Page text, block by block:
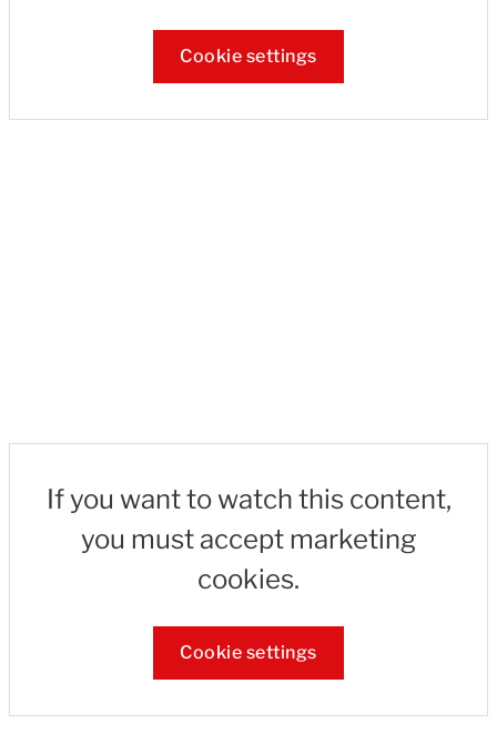
Cookie settings
If you want to watch this content,
you must accept marketing
cookies.
Cookie settings